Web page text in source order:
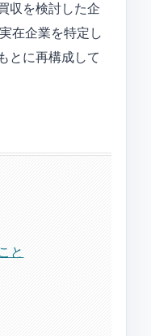
収を検討した企
在企業を特定し
とに再構成して
と